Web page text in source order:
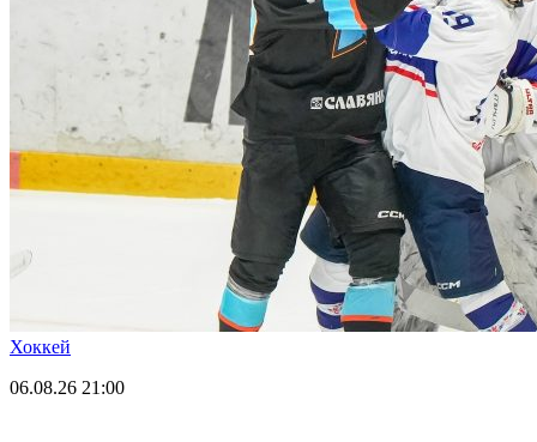
Хоккей
06.08.26 21:00